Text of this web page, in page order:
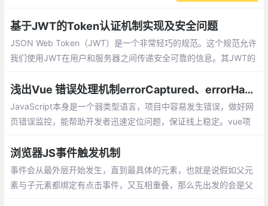
现成为前端高手的伟大梦想！
基于JWT的Token认证机制实现及安全问题
JSON Web Token（JWT）是一个非常轻巧的规范。这个规范允许
我们使用JWT在用户和服务器之间传递安全可靠的信息。其JWT的
载荷与签名。
浅出Vue 错误处理机制errorCaptured、errorHandler
JavaScript本身是一个弱类型语言，项目中容易发生错误，做好网
页错误监控，能帮助开发者迅速定位问题，保证线上稳定。vue项
决定探一探
浏览器JS事件触发机制
事件会从最外层开始发生，直到最具体的元素，也就是说假如父元
素与子元素都绑定有点击事件，又互相重叠，那么先出发的会是父